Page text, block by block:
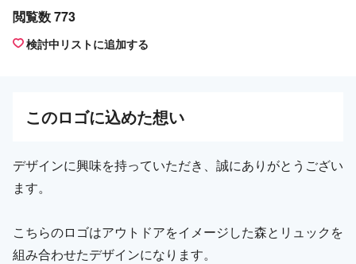
閲覧数 773
検討中リストに追加する
このロゴに込めた想い
デザインに興味を持っていただき、誠にありがとうござい
ます。
こちらのロゴはアウトドアをイメージした森とリュックを
組み合わせたデザインになります。